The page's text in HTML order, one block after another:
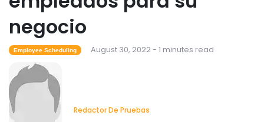
negocio
Employee Scheduling August 30, 2022 - 1 minutes read
Redactor De Pruebas